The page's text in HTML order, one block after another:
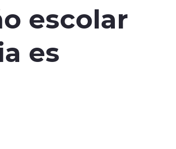
escolar
es